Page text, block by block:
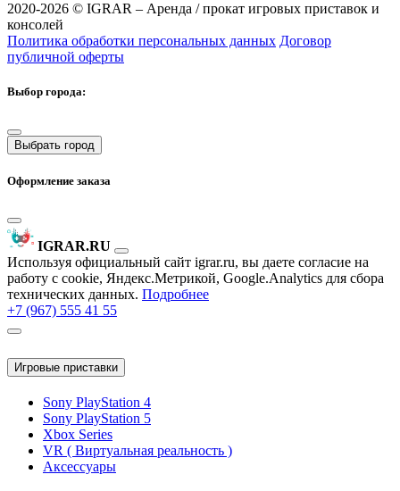
2020-2026 © IGRAR – Аренда / прокат игровых приставок и
консолей
Политика обработки персональных данных Договор
публичной оферты
Выбор города:
Выбрать город
Оформление заказа
IGRAR.RU
Используя официальный сайт igrar.ru, вы даете согласие на
работу с cookie, Яндекс.Метрикой, Google.Analytics для сбора
технических данных. Подробнее
+7 (967) 555 41 55
Игровые приставки
Sony PlayStation 4
Sony PlayStation 5
Xbox Series
VR ( Виртуальная реальность )
Аксессуары